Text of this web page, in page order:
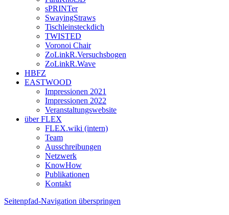
sPRINTer
SwayingStraws
Tischleinsteckdich
TWISTED
Voronoi Chair
ZoLinkR.Versuchsbogen
ZoLinkR.Wave
HBFZ
EASTWOOD
Impressionen 2021
Impressionen 2022
Veranstaltungswebsite
über FLEX
FLEX.wiki (intern)
Team
Ausschreibungen
Netzwerk
KnowHow
Publikationen
Kontakt
Seitenpfad-Navigation überspringen